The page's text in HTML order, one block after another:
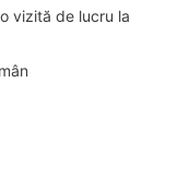
vizită de lucru la